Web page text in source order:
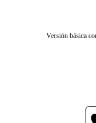
Versión básica